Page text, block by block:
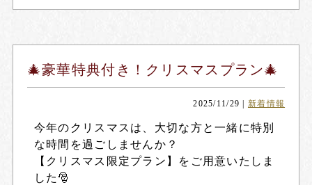
🎄豪華特典付き！クリスマスプラン🎄
2025/11/29 新着情報
今年のクリスマスは、大切な方と一緒に特別
な時間を過ごしませんか？
【クリスマス限定プラン】をご用意いたしま
した🎅